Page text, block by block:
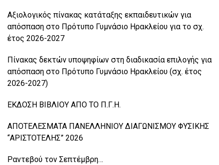
Αξιολογικός πίνακας κατάταξης εκπαιδευτικών για
απόσπαση στο Πρότυπο Γυμνάσιο Ηρακλείου για το σχ.
έτος 2026-2027
Πίνακας δεκτών υποψηφίων στη διαδικασία επιλογής για
απόσπαση στο Πρότυπο Γυμνάσιο Ηρακλείου (σχ. έτος
2026-2027)
ΕΚΔΟΣΗ ΒΙΒΛΙΟΥ ΑΠΟ ΤΟ Π.Γ.Η.
ΑΠΟΤΕΛΕΣΜΑΤΑ ΠΑΝΕΛΛΗΝΙΟΥ ΔΙΑΓΩΝΙΣΜΟΥ ΦΥΣΙΚΗΣ
“ΑΡΙΣΤΟΤΕΛΗΣ” 2026
Ραντεβού τον Σεπτέμβρη…